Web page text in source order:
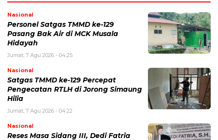
Nasional
Personel Satgas TMMD ke-129
Pasang Bak Air di MCK Musala
Hidayah
Jumat, 7 Agu 2026 - 04:25
Nasional
Satgas TMMD ke-129 Percepat
Pengecatan RTLH di Jorong Simaung
Hilia
Jumat, 7 Agu 2026 - 04:22
Nasional
Reses Masa Sidang III, Dedi Fatria